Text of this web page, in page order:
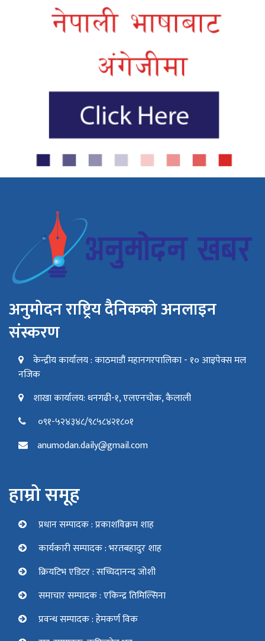
अनुमोदन राष्ट्रिय दैनिकको अनलाइन
संस्करण
केन्द्रीय कार्यालय : काठमाडौं महानगरपालिका - १० आइपेक्स मल
नजिक
शाखा कार्यालय: धनगढी-१, एलएनचोक, कैलाली
०९१-५२४३४८/९८५८४२१८०१
anumodan.daily@gmail.com
हाम्रो समूह
प्रधान सम्पादक : प्रकाशविक्रम शाह
कार्यकारी सम्पादक : भरतबहादुर शाह
क्रियटिभ एडिटर : सच्चिदानन्द जोशी
समाचार सम्पादक : एकिन्द्र तिमिल्सिना
प्रवन्ध सम्पादक : हेमकर्ण विक